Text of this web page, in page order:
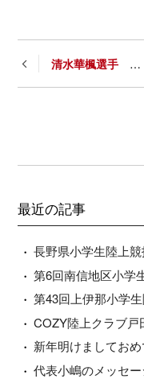
Post
清水華楓選手 第42回上伊那⼩学⽣陸上競技⼤会において優勝を果たしました
へ出場し、キッズ
最近の記事
長野県小学生陸上
第6回南信地区小学
第43回上伊那小学
COZY陸上クラブ戸
新年明けましてお
代表小嶋のメッセ